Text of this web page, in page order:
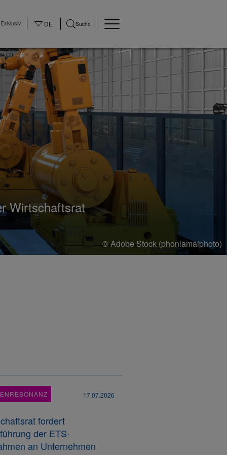
DE Suche
© Adobe Stock (phonlamaiphoto)
Wirtschaftsrat
17.07.2026
fordert
der ETS-
an Unternehmen